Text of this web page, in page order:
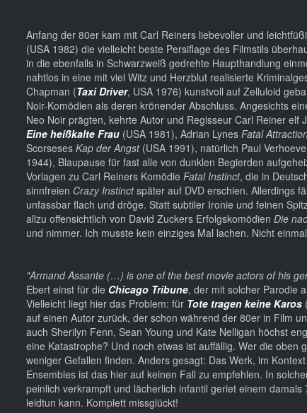
Anfang der 80er kam mit Carl Reiners liebevoller und
(USA 1982) die vielleicht beste Persiflage des Filmstils
in die ebenfalls in Schwarzweiß gedrehte Haupthandlung
nahtlos in eine mit viel Witz und Herzblut realisierte
Chapman (Taxi Driver, USA 1976) kunstvoll auf Zelluloid
Noir-Komödien als deren krönender Abschluss. Angesichts
Neo Noir prägten, kehrte Autor und Regisseur Carl Reiner
Eine heißkalte Frau (USA 1981), Adrian Lynes Fatal
Scorseses Kap der Angst(USA 1991), natürlich Paul
1944), Blaupause für fast alle von dunklen Begierden
Vorlagen zu Carl Reiners Komödie Fatal Instinct, die in
sinnfreien Crazy Instinctspäter auf DVD erschien. Allerdings
unfassbar flach und dröge. Statt subtiler Ironie und feinen
allzu offensichtlich von David Zuckers Erfolgskomödien Die
und nimmer. Ich musste kein einziges Mal lachen. Nicht
"Armand Assante (…) is one of the best movie actors of his
Ebert einst für die Chicago Tribune, der mit solcher Parodie
Vielleicht liegt hier das Problem: für Tote tragen keine Karos
auf einen Autor zurück, der schon während der 80er in Film
auch Sherilyn Fenn, Sean Young und Kate Nelligan höchst
eine Katastrophe? Und noch etwas ist auffällig. Wer die oben
weniger Gefallen finden. Anders gesagt: Das Werk, im
Ensembles ist das hier auf keinen Fall zu empfehlen. In
peinlich verkrampft und lächerlich infantil geriet einem
leidtun kann. Komplett missglückt!